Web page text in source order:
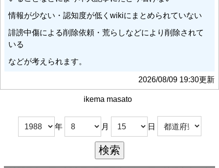
情報が少ない・認知度が低くwikiにまとめられていない
誹謗中傷による削除依頼・荒らしなどにより削除されて
いる
などが考えられます。
2026/08/09 19:30更新
ikema masato
年 月 日